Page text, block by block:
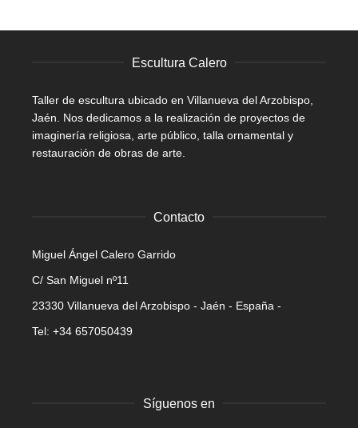
Escultura Calero
Taller de escultura ubicado en Villanueva del Arzobispo,
Jaén. Nos dedicamos a la realización de proyectos de
imaginería religiosa, arte público, talla ornamental y
restauración de obras de arte.
Contacto
Miguel Ángel Calero Garrido
C/ San Miguel nº11
23330 Villanueva del Arzobispo - Jaén - España -
Tel: +34 657050439
Síguenos en